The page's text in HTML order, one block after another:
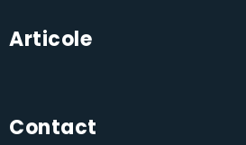
Articole
Contact